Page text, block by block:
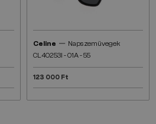
Celine — Napszemüvegek
CL40253I - 01A - 55
123 000 Ft